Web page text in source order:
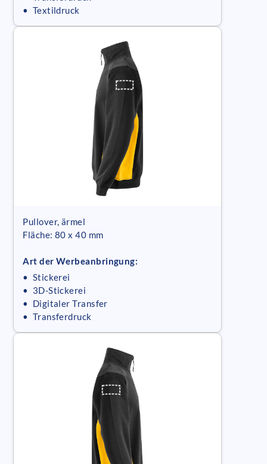
• Textildruck
Pullover, ärmel
Fläche: 80 x 40 mm
Art der Werbeanbringung:
• Stickerei
• 3D-Stickerei
• Digitaler Transfer
• Transferdruck